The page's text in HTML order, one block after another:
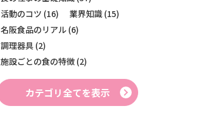
活動のコツ (16)
業界知識 (15)
名阪食品のリアル (6)
調理器具 (2)
施設ごとの食の特徴 (2)
カテゴリ全てを表示